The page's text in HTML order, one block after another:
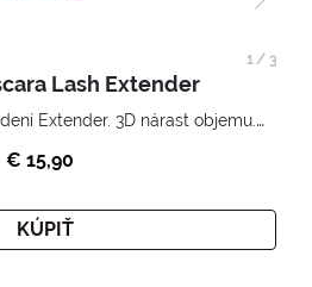
Lash Extender
Riasenka Pupa v prevedení Extender. 3D nárast objemu. Nekonečne zhutnené a nadvihnuté riasy.
€ 15,90
KÚPIŤ
1/ 3